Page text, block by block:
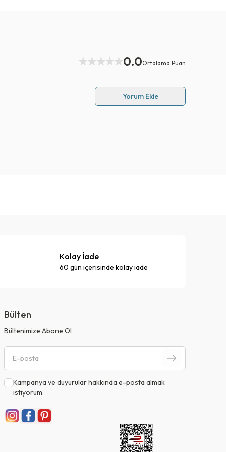
0.0Ortalama Puan
Yorum Ekle
Kolay İade
60 gün içerisinde kolay iade
Bülten
Bültenimize Abone Ol
Kampanya ve duyurular hakkında e-posta almak
istiyorum.